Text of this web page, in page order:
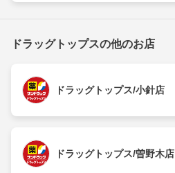
ドラッグトップスの他のお店
ドラッグトップス/小針店
ドラッグトップス/曽野木店